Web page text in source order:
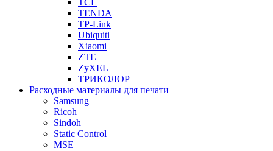
TCL
TENDA
TP-Link
Ubiquiti
Xiaomi
ZTE
ZyXEL
ТРИКОЛОР
Расходные материалы для печати
Samsung
Ricoh
Sindoh
Static Control
MSE